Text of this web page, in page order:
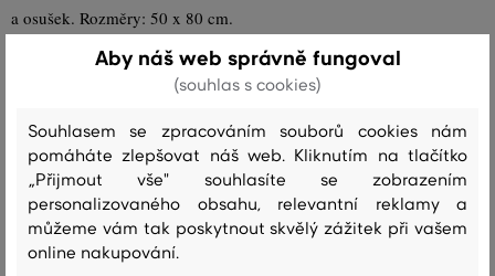
a osušek. Rozměry: 50 x 80 cm.
Kód produktu852012609-324-GH-204
Složení
vrchní materiál
100 %
Aby náš web správně fungoval
(souhlas s cookies)
Souhlasem se zpracováním souborů cookies nám
pomáháte zlepšovat náš web. Kliknutím na tlačítko
„Přijmout vše" souhlasíte se zobrazením
personalizovaného obsahu, relevantní reklamy a
můžeme vám tak poskytnout skvělý zážitek při vašem
online nakupování.